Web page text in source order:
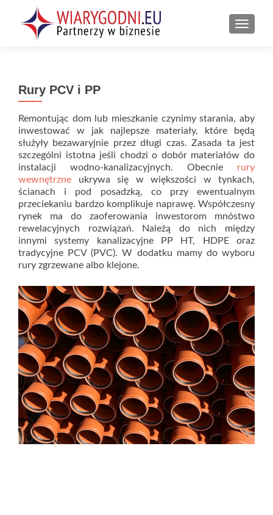
Rury PCV i PP
Remontując dom lub mieszkanie czynimy starania, aby
inwestować w jak najlepsze materiały, które będą
służyły bezawaryjnie przez długi czas. Zasada ta jest
szczególni istotna jeśli chodzi o dobór materiałów do
instalacji wodno-kanalizacyjnych. Obecnie rury
wewnętrzne ukrywa się w większości w tynkach,
ścianach i pod posadzką, co przy ewentualnym
przeciekaniu bardzo komplikuje naprawę. Współczesny
rynek ma do zaoferowania inwestorom mnóstwo
rewelacyjnych rozwiązań. Należą do nich między
innymi systemy kanalizacyjne PP HT, HDPE oraz
tradycyjne PCV (PVC). W dodatku mamy do wyboru
rury zgrzewane albo klejone.